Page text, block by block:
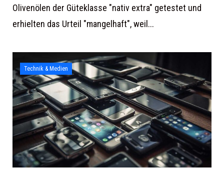
Olivenölen der Güteklasse "nativ extra" getestet und
erhielten das Urteil "mangelhaft", weil...
Technik & Medien